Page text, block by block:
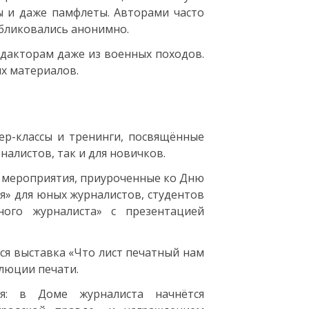
и даже памфлеты. Авторами часто
анонимно.
даже из военных походов.
материалов.
классы и тренинги, посвящённые
так и для новичков.
мероприятия, приуроченные ко Дню
для юных журналистов, студентов
журналиста» с презентацией
выставка «Что лист печатный нам
печати.
в Доме журналиста начнётся